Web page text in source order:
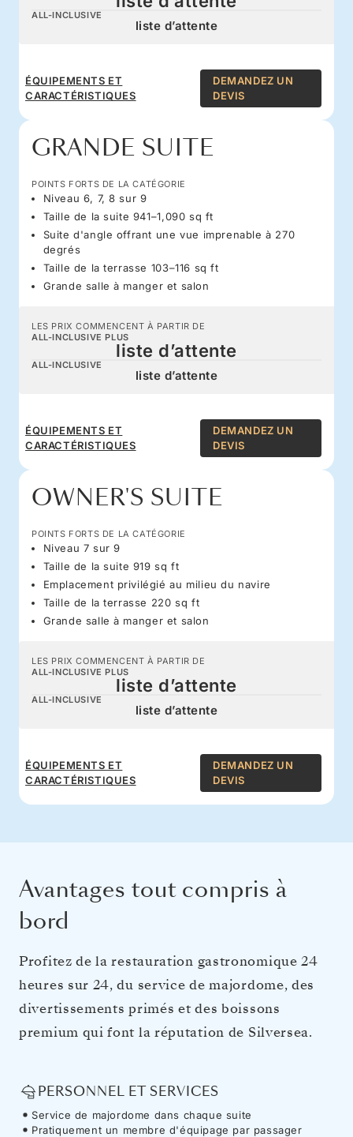
ALL-INCLUSIVE
liste d’attente
ÉQUIPEMENTS ET
CARACTÉRISTIQUES
DEMANDEZ UN
DEVIS
GRANDE SUITE
POINTS FORTS DE LA CATÉGORIE
Niveau 6, 7, 8 sur 9
Taille de la suite 941–1,090 sq ft
Suite d'angle offrant une vue imprenable à 270
degrés
Taille de la terrasse 103–116 sq ft
Grande salle à manger et salon
LES PRIX COMMENCENT À PARTIR DE
ALL-INCLUSIVE PLUS
liste d’attente
ALL-INCLUSIVE
liste d’attente
ÉQUIPEMENTS ET
CARACTÉRISTIQUES
DEMANDEZ UN
DEVIS
OWNER'S SUITE
POINTS FORTS DE LA CATÉGORIE
Niveau 7 sur 9
Taille de la suite 919 sq ft
Emplacement privilégié au milieu du navire
Taille de la terrasse 220 sq ft
Grande salle à manger et salon
LES PRIX COMMENCENT À PARTIR DE
ALL-INCLUSIVE PLUS
liste d’attente
ALL-INCLUSIVE
liste d’attente
ÉQUIPEMENTS ET
CARACTÉRISTIQUES
DEMANDEZ UN
DEVIS
Avantages tout compris à
bord
Profitez de la restauration gastronomique 24
heures sur 24, du service de majordome, des
divertissements primés et des boissons
premium qui font la réputation de Silversea.
PERSONNEL ET SERVICES
Service de majordome dans chaque suite
Pratiquement un membre d'équipage par passager